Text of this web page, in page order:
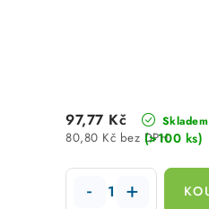
Skladem
(>100 ks)
80,80 Kč bez DPH
97,77 Kč